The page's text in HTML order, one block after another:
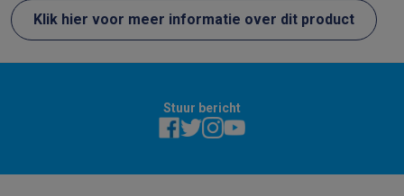
Klik hier voor meer informatie over dit product
Stuur bericht